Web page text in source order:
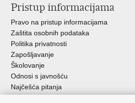
Pristup informacijama
Pravo na pristup informacijama
Zaštita osobnih podataka
Politika privatnosti
Zapošljavanje
Školovanje
Odnosi s javnošću
Najčešća pitanja